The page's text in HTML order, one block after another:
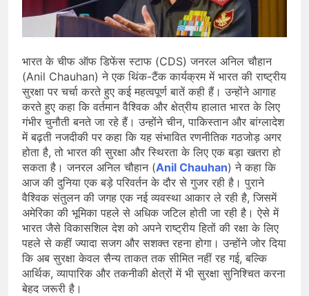
प्रदर्शन तेज़, PM आवास मार्च रोका गया,
सरकार से तीन बड़ी मांगें
August 5, 2026
सावन और आगामी त्योहारों को लेकर देशभर में
धार्मिक आयोजनों की धूम
August 4, 2026
राष्ट्रीय हथकरघा दिवस की तैयारियाँ तेज़,
देशभर में विशेष कार्यक्रमों के जरिए भारतीय
बुनकरों और पारंपरिक वस्त्रों को मिलेगा बढ़ावा
August 2, 2026
भारत के चीफ ऑफ डिफेंस स्टाफ (CDS) जनरल अनिल चौहान
(Anil Chauhan) ने एक थिंक-टैंक कार्यक्रम में भारत की राष्ट्रीय
सुरक्षा पर चर्चा करते हुए कई महत्वपूर्ण बातें कही हैं। उन्होंने आगाह
करते हुए कहा कि वर्तमान वैश्विक और क्षेत्रीय हालात भारत के लिए
गंभीर चुनौती बनते जा रहे हैं। उन्होंने चीन, पाकिस्तान और बांग्लादेश
में बढ़ती नजदीकी पर कहा कि यह संभावित रणनीतिक गठजोड़ अगर
होता है, तो भारत की सुरक्षा और स्थिरता के लिए एक बड़ा खतरा हो
सकता है। जनरल अनिल चौहान (Anil Chauhan) ने कहा कि
आज की दुनिया एक बड़े परिवर्तन के दौर से गुजर रही है। पुराने
वैश्विक संतुलन की जगह एक नई व्यवस्था आकार ले रही है, जिसमें
अमेरिका की भूमिका पहले से अधिक जटिल होती जा रही है। ऐसे में
भारत जैसे विकासशिल देश को अपने राष्ट्रीय हितों की रक्षा के लिए
पहले से कहीं ज्यादा सजग और सशक्त रहना होगा। उन्होंने जोर दिया
कि अब सुरक्षा केवल सैन्य ताकत तक सीमित नहीं रह गई, बल्कि
आर्थिक, व्यापारिक और तकनीकी क्षेत्रों में भी सुरक्षा सुनिश्चित करना
बेहद जरूरी है।